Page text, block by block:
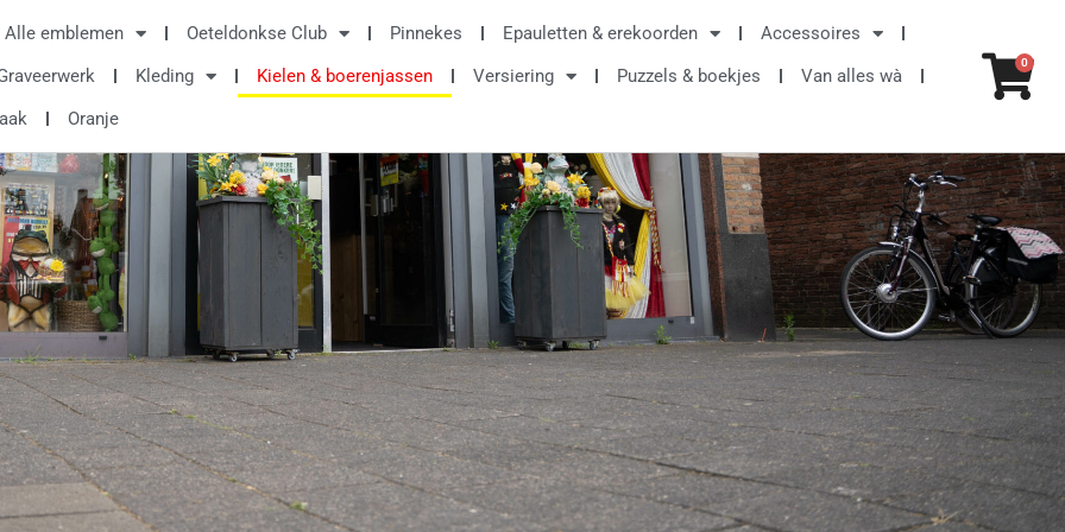
Alle emblemen Oeteldonkse Club Pinnekes Epauletten & erekoorden
Accessoires
Kleding Kielen & boerenjassen Versiering Puzzels & boekjes
Van alles wà
Oranje
0